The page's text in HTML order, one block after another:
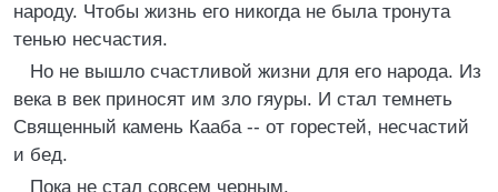
народу. Чтобы жизнь его никогда не была тронута
тенью несчастия.
Но не вышло счастливой жизни для его народа. Из
века в век приносят им зло гяуры. И стал темнеть
Священный камень Кааба -- от горестей, несчастий
и бед.
Пока не стал совсем черным.